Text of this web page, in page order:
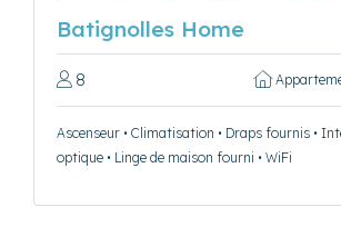
Batignolles Home
8
Ascenseur • Climatisation • Draps fournis •
optique • Linge de maison fourni • WiFi